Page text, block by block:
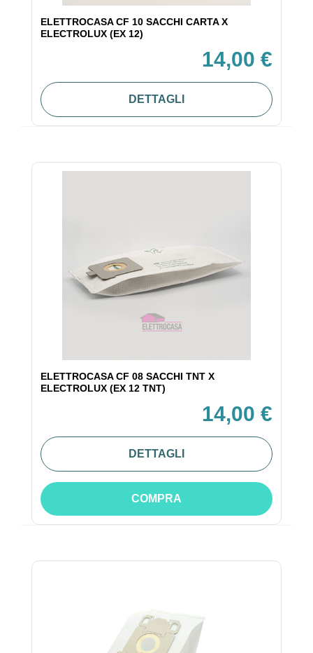
ELETTROCASA CF 10 SACCHI CARTA X
ELECTROLUX (EX 12)
14,00 €
DETTAGLI
ELETTROCASA CF 08 SACCHI TNT X
ELECTROLUX (EX 12 TNT)
14,00 €
DETTAGLI
COMPRA